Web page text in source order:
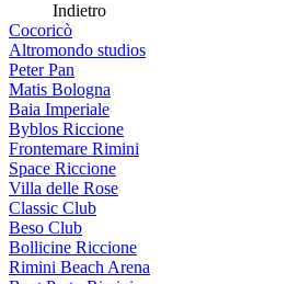
Indietro
Cocoricò
Altromondo studios
Peter Pan
Matis Bologna
Baia Imperiale
Byblos Riccione
Frontemare Rimini
Space Riccione
Villa delle Rose
Classic Club
Beso Club
Bollicine Riccione
Rimini Beach Arena